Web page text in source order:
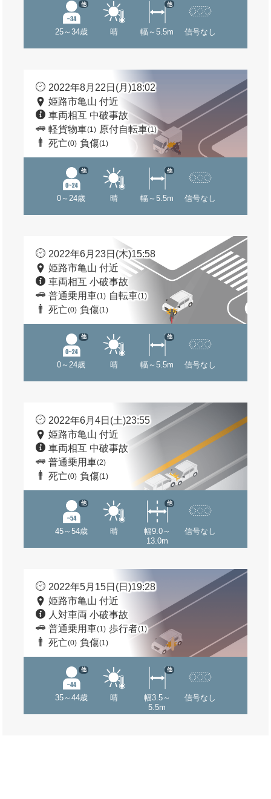
25～34歳
他
晴 幅～5.5m
他
信号なし
2022年8月22日(月)18:02
姫路市亀山 付近
車両相互 中破事故
軽貨物車(1) 原付自転車(1)
死亡(0) 負傷(1)
0～24歳
他
晴 幅～5.5m
他
信号なし
2022年6月23日(木)15:58
姫路市亀山 付近
車両相互 小破事故
普通乗用車(1) 自転車(1)
死亡(0) 負傷(1)
0～24歳
他
晴 幅～5.5m
他
信号なし
2022年6月4日(土)23:55
姫路市亀山 付近
車両相互 中破事故
普通乗用車(2)
死亡(0) 負傷(1)
45～54歳
他
晴
幅9.0～
13.0m
他
信号なし
2022年5月15日(日)19:28
姫路市亀山 付近
人対車両 小破事故
普通乗用車(1) 歩行者(1)
死亡(0) 負傷(1)
35～44歳
他
晴
幅3.5～
5.5m
他
信号なし